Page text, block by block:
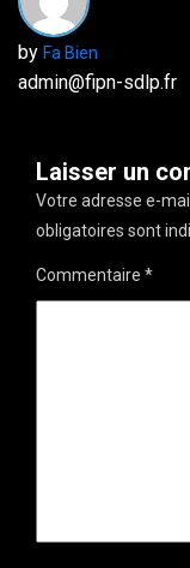
by Fa Bien
admin@fipn-sdlp.fr
Laisser un
Votre adresse e-
obligatoires sont
Commentaire *